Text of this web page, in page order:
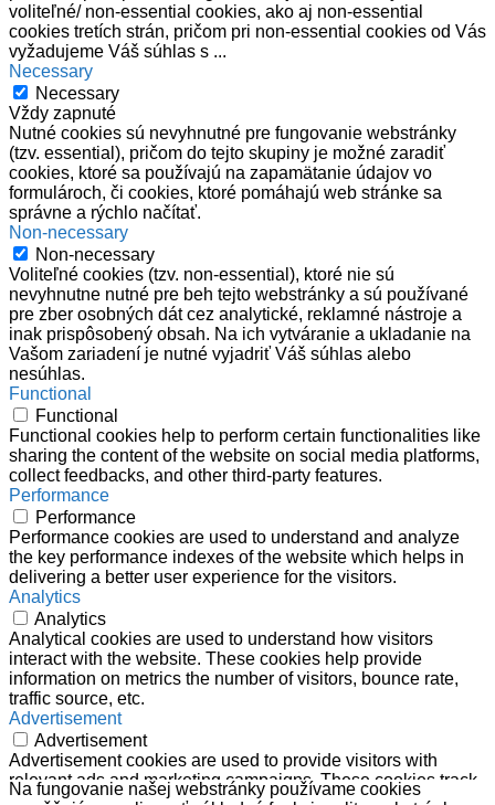
Na fungovanie našej webstránky používame cookies
voliteľné/ non-essential cookies, ako aj non-essential
cookies tretích strán, pričom pri non-essential cookies od Vás
vyžadujeme Váš súhlas s ...
Necessary
Necessary
Vždy zapnuté
Nutné cookies sú nevyhnutné pre fungovanie webstránky
(tzv. essential), pričom do tejto skupiny je možné zaradiť
cookies, ktoré sa používajú na zapamätanie údajov vo
formulároch, či cookies, ktoré pomáhajú web stránke sa
správne a rýchlo načítať.
Non-necessary
Non-necessary
Voliteľné cookies (tzv. non-essential), ktoré nie sú
nevyhnutne nutné pre beh tejto webstránky a sú používané
pre zber osobných dát cez analytické, reklamné nástroje a
inak prispôsobený obsah. Na ich vytváranie a ukladanie na
Vašom zariadení je nutné vyjadriť Váš súhlas alebo
nesúhlas.
Functional
Functional
Functional cookies help to perform certain functionalities like
sharing the content of the website on social media platforms,
collect feedbacks, and other third-party features.
Performance
Performance
Performance cookies are used to understand and analyze
the key performance indexes of the website which helps in
delivering a better user experience for the visitors.
Analytics
Analytics
Analytical cookies are used to understand how visitors
interact with the website. These cookies help provide
information on metrics the number of visitors, bounce rate,
traffic source, etc.
Advertisement
Advertisement
Advertisement cookies are used to provide visitors with
relevant ads and marketing campaigns. These cookies track
visitors across websites and collect information to provide